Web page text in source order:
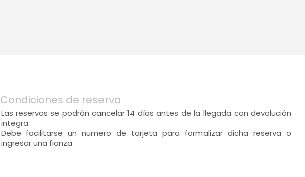
Condiciones de reserva
Las reservas se podrán cancelar 14 días antes de la llegada con devolución
integra
Debe facilitarse un numero de tarjeta para formalizar dicha reserva o
ingresar una fianza